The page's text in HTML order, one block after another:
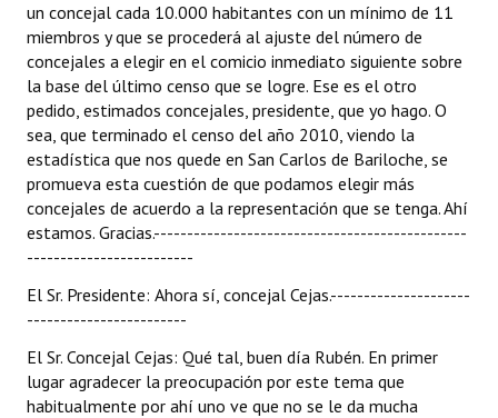
un concejal cada 10.000 habitantes con un mínimo de 11
miembros y que se procederá al ajuste del número de
concejales a elegir en el comicio inmediato siguiente sobre
la base del último censo que se logre. Ese es el otro
pedido, estimados concejales, presidente, que yo hago. O
sea, que terminado el censo del año 2010, viendo la
estadística que nos quede en San Carlos de Bariloche, se
promueva esta cuestión de que podamos elegir más
concejales de acuerdo a la representación que se tenga. Ahí
estamos. Gracias.-----------------------------------------------
-------------------------
El Sr. Presidente: Ahora sí, concejal Cejas.---------------------
------------------------
El Sr. Concejal Cejas: Qué tal, buen día Rubén. En primer
lugar agradecer la preocupación por este tema que
habitualmente por ahí uno ve que no se le da mucha